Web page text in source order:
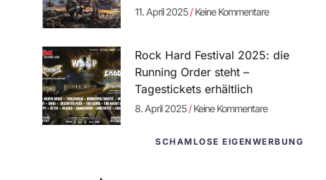
11. April 2025 Keine Kommentare
Rock Hard Festival 2025: die
Running Order steht –
Tagestickets erhältlich
8. April 2025 Keine Kommentare
SCHAMLOSE EIGENWERBUNG